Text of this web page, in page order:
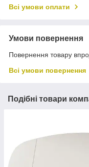
Всі умови оплати
Умови повернення
Повернення товару
Всі умови повернення
Подібні товари